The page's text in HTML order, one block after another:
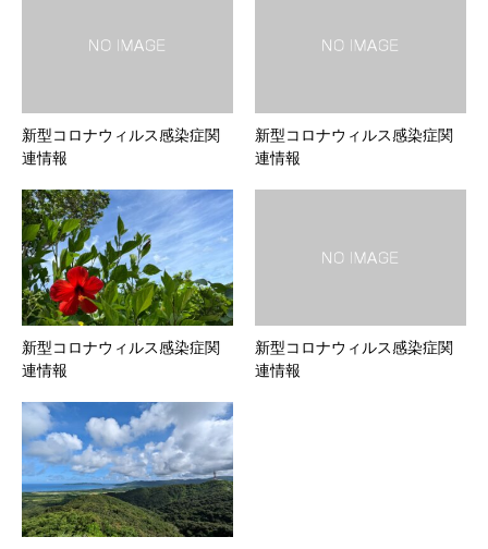
新型コロナウィルス感染症関
連情報
新型コロナウィルス感染症関
連情報
新型コロナウィルス感染症関
連情報
新型コロナウィルス感染症関
連情報